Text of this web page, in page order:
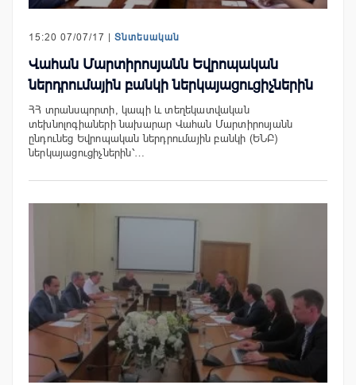
15:20 07/07/17 | Տնտեսական
Վահան Մարտիրոսյանն Եվրոպական
ներդրումային բանկի ներկայացուցիչներին
ՀՀ տրանսպորտի, կապի և տեղեկատվական
տեխնոլոգիաների նախարար Վահան Մարտիրոսյանն
ընդունեց Եվրոպական ներդրումային բանկի (ԵՆԲ)
ներկայացուցիչներին՝…